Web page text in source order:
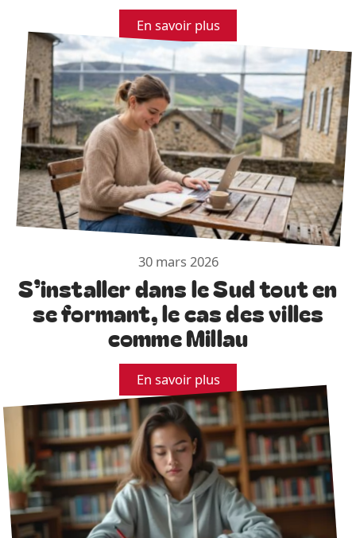
En savoir plus
30 mars 2026
S’installer dans le Sud tout en
se formant, le cas des villes
comme Millau
En savoir plus